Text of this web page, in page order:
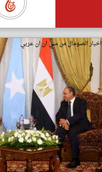
اخبار الصومال من سي ان ان عربي